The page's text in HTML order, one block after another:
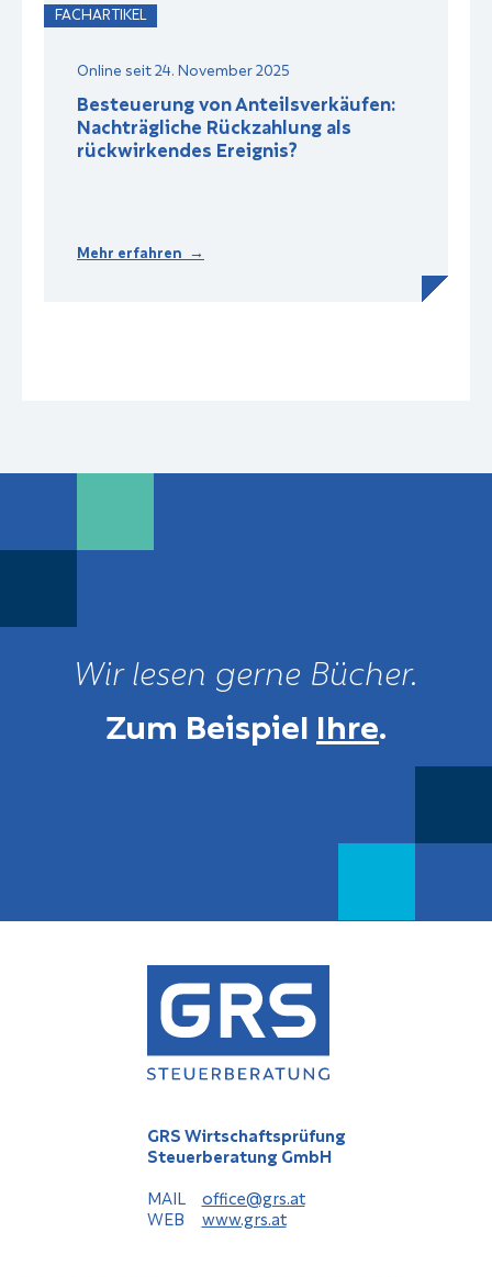
FACHARTIKEL
Online seit 24. November 2025
Besteuerung von Anteilsverkäufen:
Nachträgliche Rückzahlung als
rückwirkendes Ereignis?
Mehr erfahren →
Wir lesen gerne Bücher.
Zum Beispiel Ihre.
GRS Wirtschaftsprüfung
Steuerberatung GmbH
MAIL
office@grs.at
WEB www.grs.at